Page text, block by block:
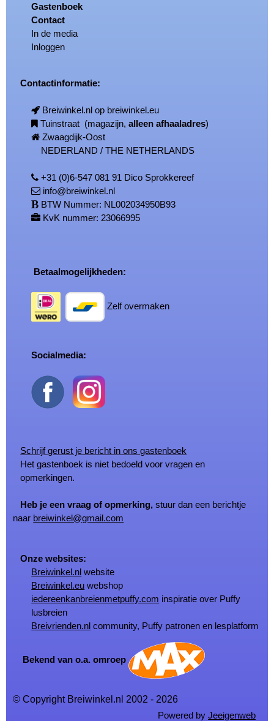
Gastenboek
Contact
In de media
Inloggen
Contactinformatie:
Breiwinkel.nl op breiwinkel.eu
Tuinstraat (magazijn,alleen afhaaladres)
Zwaagdijk-Oost
NEDERLAND / THE NETHERLANDS
+31 (0)6-547 081 91 Dico Sprokkereef
info@breiwinkel.nl
BTW Nummer: NL002034950B93
KvK nummer: 23066995
Betaalmogelijkheden:
Zelf overmaken
Socialmedia:
Schrijf gerust je bericht in ons gastenboek
Het gastenboek is niet bedoeld voor vragen en
opmerkingen.
Heb je een vraag of opmerking, stuur dan een berichtje
naar breiwinkel@gmail.com
Onze websites:
Breiwinkel.nl website
Breiwinkel.eu webshop
iedereenkanbreienmetpuffy.com inspiratie over Puffy
lusbreien
Breivrienden.nl community, Puffy patronen en lesplatform
Bekend van o.a. omroep
© Copyright Breiwinkel.nl 2002 - 2026
Powered by Jeeigenweb